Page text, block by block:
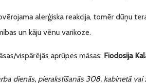
alerģiska reakcija, tomēr dūņu
un kāju vēnu varikoze.
vispārējās aprūpes māsas: Fiodosija
dienās, pierakstīšanās 308. kabinetā